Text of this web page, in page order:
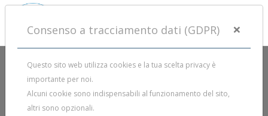
Consenso a tracciamento dati (GDPR) ×
Questo sito web utilizza cookies e la tua scelta privacy è
importante per noi.
Alcuni cookie sono indispensabili al funzionamento del sito,
altri sono opzionali.